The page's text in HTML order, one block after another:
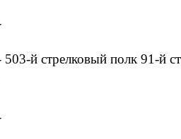
й стрелковый полк 91-й